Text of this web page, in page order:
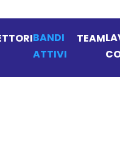
BANDI
ATTIVI
TEAM